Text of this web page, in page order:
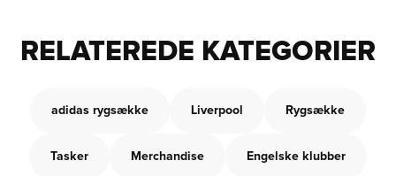
RELATEREDE KATEGORIER
adidas rygsække Liverpool Rygsække
Tasker Merchandise Engelske klubber